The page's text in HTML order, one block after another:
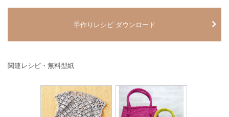
手作りレシピ ダウンロード
関連レシピ・無料型紙